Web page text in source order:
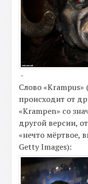
-
Слово «Krampus»
происходит от
«Krampen» со
другой версии,
«нечто мёртвое,
Getty Images):